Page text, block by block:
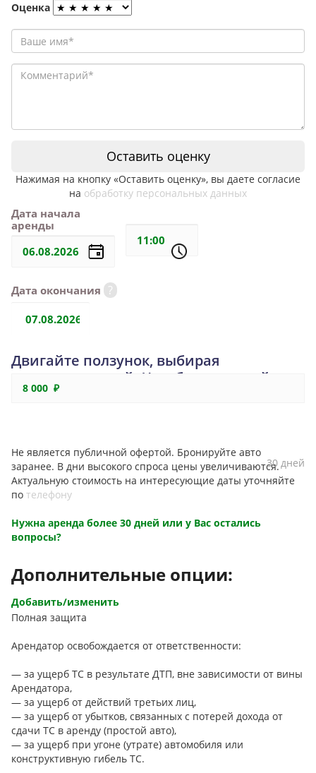
Оценка
Оставить оценку
Нажимая на кнопку «Оставить оценку», вы даете согласие
на обработку персональных данных
Дата начала
аренды
Дата окончания ?
Двигайте ползунок, выбирая
количество дней. Чем больше дней, тем
больше скидка!
8 000 ₽
30 дней
Не является публичной офертой. Бронируйте авто
заранее. В дни высокого спроса цены увеличиваются.
Актуальную стоимость на интересующие даты уточняйте
по телефону
Нужна аренда более 30 дней или у Вас остались
вопросы?
Дополнительные опции:
Добавить/изменить
Полная защита
Арендатор освобождается от ответственности:
— за ущерб ТС в результате ДТП, вне зависимости от вины
Арендатора,
— за ущерб от действий третьих лиц,
— за ущерб от убытков, связанных с потерей дохода от
сдачи ТС в аренду (простой авто),
— за ущерб при угоне (утрате) автомобиля или
конструктивную гибель ТС.